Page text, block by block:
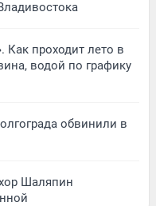
Как проходит лето в
водой по графику
обвинили в
Шаляпин